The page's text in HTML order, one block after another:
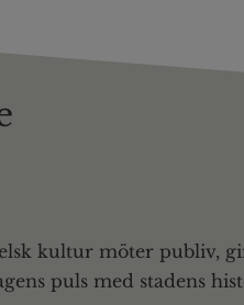
kultur möter publiv,
puls med stadens